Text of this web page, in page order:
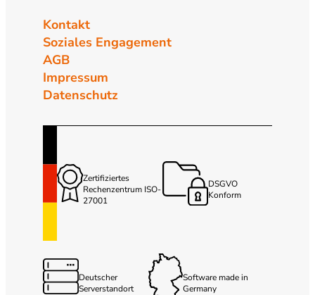
Kontakt
Soziales Engagement
AGB
Impressum
Datenschutz
Zertifiziertes
Rechenzentrum ISO-
27001
DSGVO
Konform
Deutscher
Serverstandort
Software made in
Germany